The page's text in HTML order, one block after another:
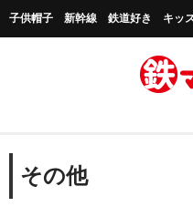
子供帽子 新幹線 鉄道好き キッズ
その他